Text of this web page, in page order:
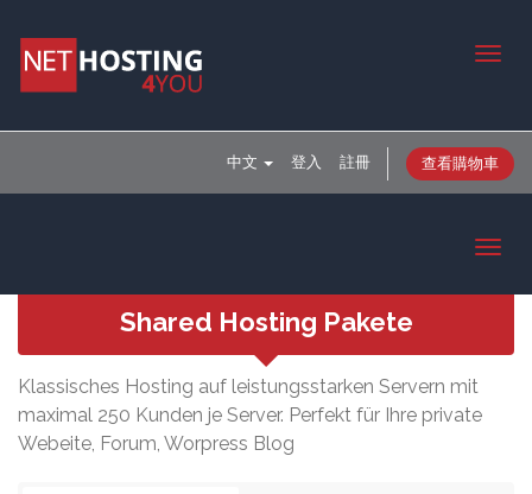
中文 登入 註冊 查看購物車
Shared Hosting Pakete
Klassisches Hosting auf leistungsstarken Servern mit
maximal 250 Kunden je Server. Perfekt für Ihre private
Webeite, Forum, Worpress Blog